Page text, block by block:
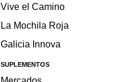
Vive el Camino
La Mochila Roja
Galicia Innova
SUPLEMENTOS